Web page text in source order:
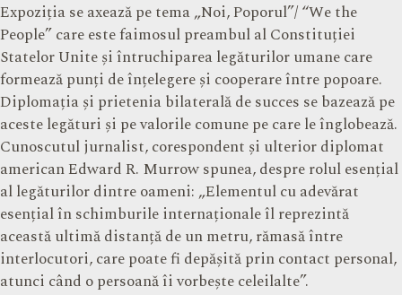
Expoziția se axează pe tema „Noi, Poporul”/ “We the
People” care este faimosul preambul al Constituției
Statelor Unite și întruchiparea legăturilor umane care
formează punți de înțelegere și cooperare între popoare.
Diplomația și prietenia bilaterală de succes se bazează pe
aceste legături și pe valorile comune pe care le înglobează.
Cunoscutul jurnalist, corespondent și ulterior diplomat
american Edward R. Murrow spunea, despre rolul esențial
al legăturilor dintre oameni: „Elementul cu adevărat
esențial în schimburile internaționale îl reprezintă
această ultimă distanță de un metru, rămasă între
interlocutori, care poate fi depășită prin contact personal,
atunci când o persoană îi vorbește celeilalte”.